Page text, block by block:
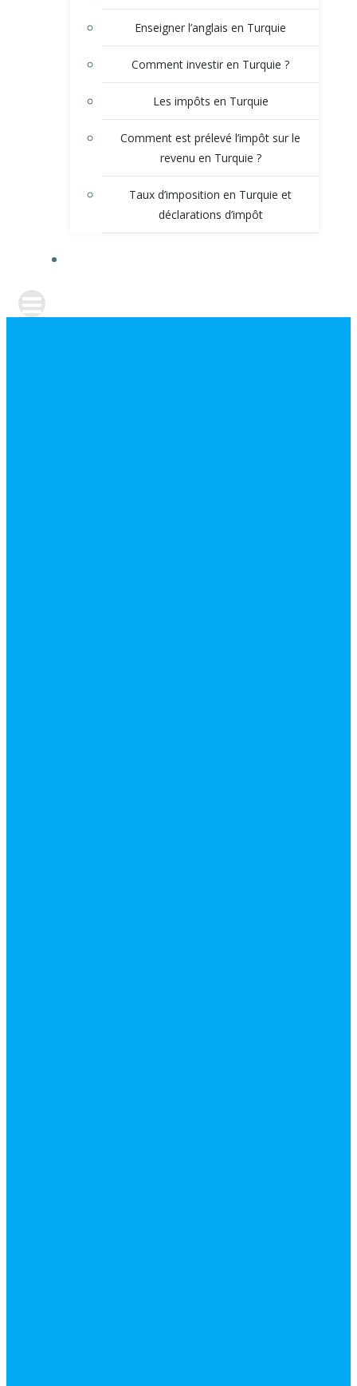
Enseigner l’anglais en Turquie
Comment investir en Turquie ?
Les impôts en Turquie
Comment est prélevé l’impôt sur le
revenu en Turquie ?
Taux d’imposition en Turquie et
déclarations d’impôt